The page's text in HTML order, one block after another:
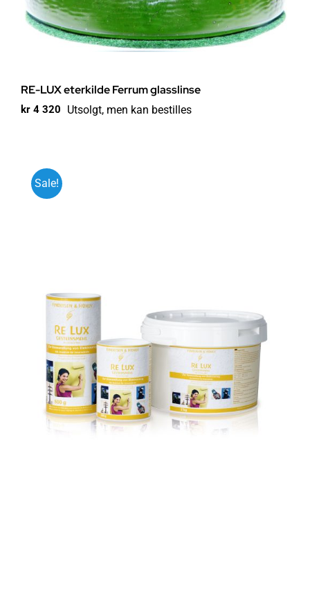
RE-LUX eterkilde Ferrum glasslinse
kr 4 320 Utsolgt, men kan bestilles
Sale!